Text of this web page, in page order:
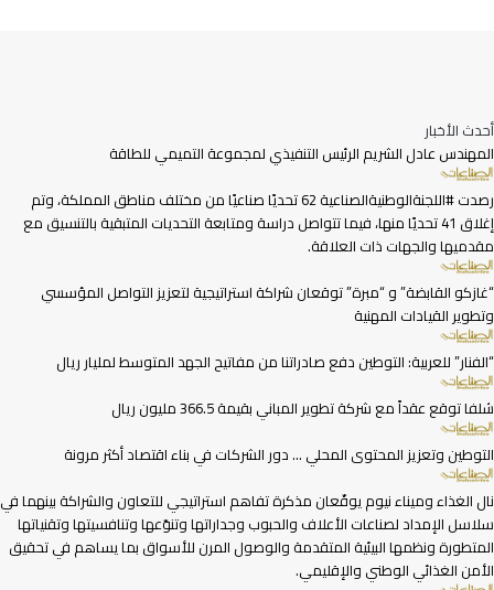
أحدث الأخبار
المهندس عادل الشريم الرئيس التنفيذي لمجموعة التميمي للطاقة
رصدت #اللجنةالوطنيةالصناعية 62 تحديًا صناعيًا من مختلف مناطق المملكة، وتم
إغلاق 41 تحديًا منها، فيما تتواصل دراسة ومتابعة التحديات المتبقية بالتنسيق مع
مقدميها والجهات ذات العلاقة.
“غازكو القابضة” و “مبرة” توقعان شراكة استراتيجية لتعزيز التواصل المؤسسي
وتطوير القيادات المهنية
“الفنار” للعربية: التوطين دفع صادراتنا من مفاتيح الجهد المتوسط لمليار ريال
شلفا توقع عقداً مع شركة تطوير المباني بقيمة 366.5 مليون ريال
التوطين وتعزيز المحتوى المحلي … دور الشركات في بناء اقتصاد أكثر مرونة
نال الغذاء وميناء نيوم يوقّعان مذكرة تفاهم استراتيجي للتعاون والشراكة بينهما في
سلاسل الإمداد لصناعات الأعلاف والحبوب وجداراتها وتنوّعها وتنافسيتها وتقنياتها
المتطورة ونظمها البيئية المتقدمة والوصول المرن للأسواق بما يساهم في تحقيق
الأمن الغذائي الوطني والإقليمي.